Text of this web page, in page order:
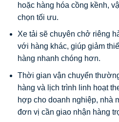
hoặc hàng hóa cồng kềnh,
chọn tối ưu.
Xe tải sẽ chuyên chở riêng
với hàng khác, giúp giảm
hàng nhanh chóng hơn.
Thời gian vận chuyển
hàng và lịch trình linh hoạt
hợp cho doanh nghiệp, nhà
đơn vị cần giao nhận hàng